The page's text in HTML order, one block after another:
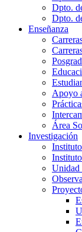
Dpto.
Dpto.
Enseñanza
Apoyo
Área
Investigación
Unidad